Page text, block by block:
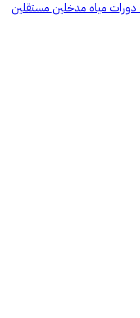
� للإيجار دور سكني مميز – الطايف خلف شارع عكاظ 🔹 موقع ممتاز خلف مكتب العبيكان وسوبر ماركت هوازن وبالقرب من مول قلب الطايف ▪️ يتكون من: 6 غرف صالة عائلية واسعة مطبخ 3 دورات مياه مدخلين مستقلين